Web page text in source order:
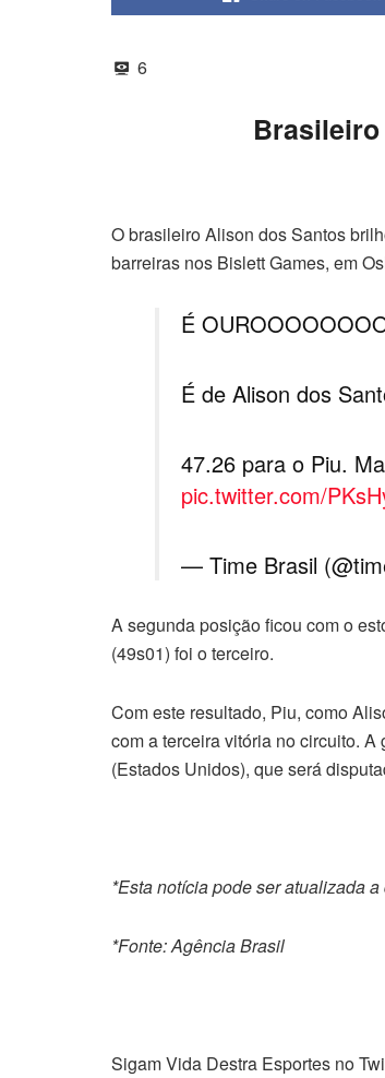
6
O brasileiro Alison dos Santos
barreiras nos Bislett Games, em
É
É de Alison dos
47.26 para o Piu.
pic.twitter.com/
— Time Brasil
A segunda posição ficou com o
(49s01) foi o terceiro.
Com este resultado, Piu, como
com a terceira vitória no circuito.
(Estados Unidos), que será
*Esta notícia pode ser atualizada
*Fonte: Agência Brasil
Sigam Vida Destra Esportes no